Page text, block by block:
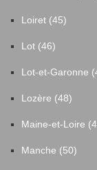
Loiret (45)
Lot (46)
Lot-et-Garonne
Lozère (48)
Maine-et-Loire
Manche (50)